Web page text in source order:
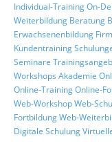
Individual-TrainingOn-
Weiterbildung Beratung
Erwachsenenbildung
Kundentraining
Seminare
Workshops Akademie
Online-TrainingOnline-
Web-WorkshopWeb-
FortbildungWeb-
Digitale Schulung